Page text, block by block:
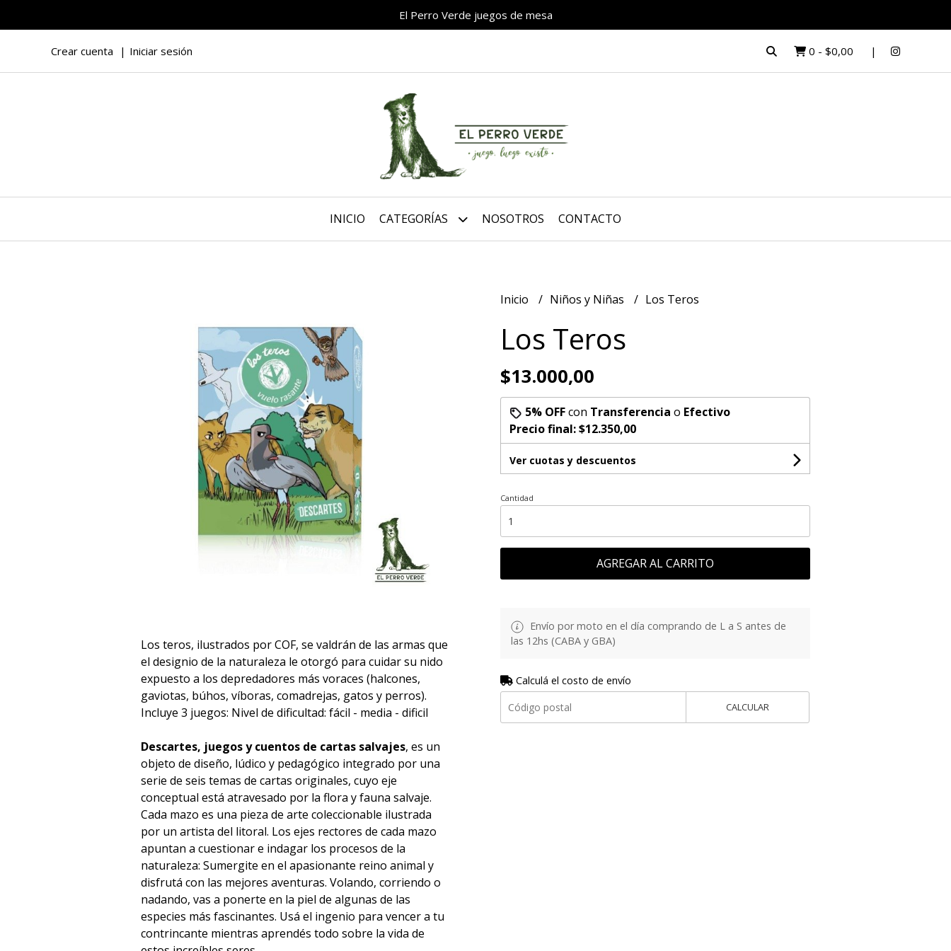
El Perro Verde juegos de mesa
Crear cuenta Iniciar sesión 0 - $0,00
INICIO CATEGORÍAS NOSOTROS CONTACTO
Los teros, ilustrados por COF, se valdrán de las armas que
el designio de la naturaleza le otorgó para cuidar su nido
expuesto a los depredadores más voraces (halcones,
gaviotas, búhos, víboras, comadrejas, gatos y perros).
Incluye 3 juegos: Nivel de dificultad: fácil - media - dificil
Descartes, juegos y cuentos de cartas salvajes, es un
objeto de diseño, lúdico y pedagógico integrado por una
serie de seis temas de cartas originales, cuyo eje
conceptual está atravesado por la flora y fauna salvaje.
Cada mazo es una pieza de arte coleccionable ilustrada
por un artista del litoral. Los ejes rectores de cada mazo
apuntan a cuestionar e indagar los procesos de la
naturaleza: Sumergite en el apasionante reino animal y
disfrutá con las mejores aventuras. Volando, corriendo o
nadando, vas a ponerte en la piel de algunas de las
especies más fascinantes. Usá el ingenio para vencer a tu
contrincante mientras aprendés todo sobre la vida de
Inicio Niños y Niñas Los Teros
Los Teros
$13.000,00
5% OFFcon Transferencia o Efectivo
Precio final:$12.350,00
Ver cuotas y descuentos
Cantidad
AGREGAR AL CARRITO
Envío por moto en el día comprando de L a S antes de
las 12hs (CABA y GBA)
Calculá el costo de envío
CALCULAR